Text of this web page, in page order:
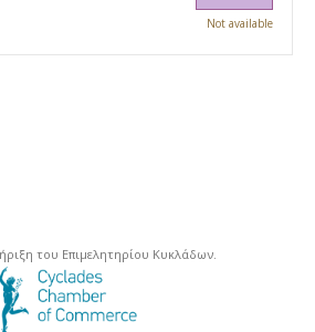
Not available
του Επιμελητηρίου Κυκλάδων.